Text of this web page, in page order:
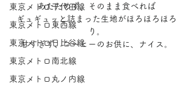
東京メトロ千代田線
東京メトロ東西線
東京メトロ日比谷線
東京メトロ南北線
東京メトロ丸ノ内線
あたためず、そのまま食べれば
ギュギュッと詰まった生地がほろほろほろ
り。
甘すぎず、コーヒーのお供に、ナイス。